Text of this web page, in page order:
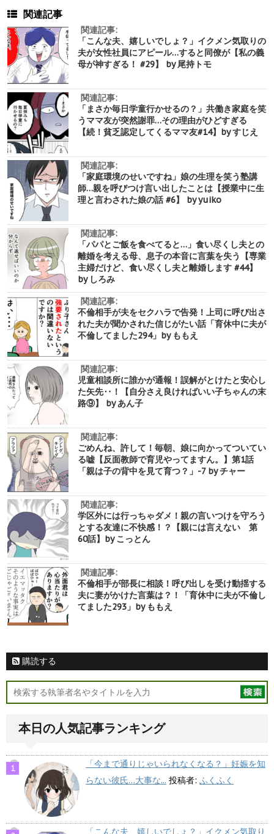
関連記事
関連記事:
「こんな夫、嬉しいでしょ？」イクメン気取りの
夫が女性社員にアピール…すると同僚が【私の義
母が神すぎる！ #29】 by 尾持トモ
関連記事:
「まさか毎日学童行かせるの？」共働き家庭を笑
うママ友が突然謝罪…その理由がひどすぎる
【続！貧乏認定してくるママ友#14】by すじえ
関連記事:
「家庭環境のせいですね」娘の生理を笑う塾講
師…親を呼びつけ言い出したことは【授業中に生
理と言わされた娘の話 #6】 by yuiko
関連記事:
「パパとご飯を食べてると…」食い尽くし夫との
離婚を考える母、息子の本音に言葉を失う【専業
主婦だけど、食い尽くし夫と離婚します #44】
by しろみ
関連記事:
不倫相手が夫をセクハラで告発！上司に呼び出さ
れた夫が聞かされた信じがたい話「育休中に夫が
不倫してました294」by ももえ
関連記事:
児童相談所に誰かが通報！誤解がとけたと安心し
た矢先‥！【自分さえ良ければいい子ちゃんの末
路⑨】 by あん子
関連記事:
ごめんね、許して！毎朝、娘に向かってついてい
る嘘【反面教師で育児やってますん。】第1話
「親は子の背中を見て育つ？」-7 by チャー
関連記事:
学区外には行っちゃダメ！親の言いつけを守ろう
とする友達に不快感！？【親には言えない 第
60話】by こっとん
関連記事:
不倫相手が部長に相談！呼び出しを受け動揺する
夫に妻がかけた言葉は？！「育休中に夫が不倫し
てました293」by ももえ
購読する
本日の人気記事ランキング
「今まで通りじゃいられなくなる？」妊娠を知
らない彼氏…大事な... 投稿者: ふくふく
「こんな夫、嬉しいでしょ？」イクメン気取り